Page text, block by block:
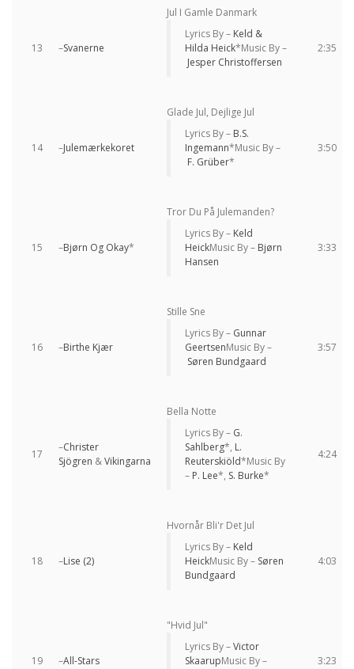
13 –Svanerne
Jul I Gamle Danmark
Lyrics By – Keld &
Hilda Heick*Music By –
Jesper Christoffersen
2:35
14 –Julemærkekoret
Glade Jul, Dejlige Jul
Lyrics By – B.S.
Ingemann*Music By –
F. Grüber*
3:50
15 –Bjørn Og Okay*
Tror Du På Julemanden?
Lyrics By – Keld
HeickMusic By – Bjørn
Hansen
3:33
16 –Birthe Kjær
Stille Sne
Lyrics By – Gunnar
GeertsenMusic By –
Søren Bundgaard
3:57
17
–Christer
Sjögren &Vikingarna
Bella Notte
Lyrics By – G.
Sahlberg*, L.
Reuterskiöld*Music By
– P. Lee*, S. Burke*
4:24
18 –Lise (2)
Hvornår Bli'r Det Jul
Lyrics By – Keld
HeickMusic By – Søren
Bundgaard
4:03
19 –All-Stars
"Hvid Jul"
Lyrics By –Victor
SkaarupMusic By –
3:23